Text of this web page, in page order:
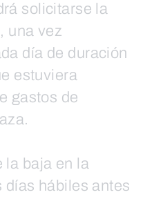
solicitarse la
una vez
día de duración
estuviera
gastos de
la baja en la
días hábiles antes